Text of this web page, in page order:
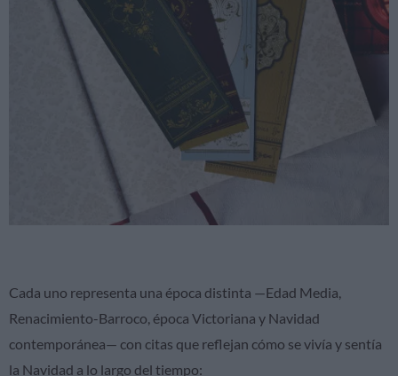
Cada uno representa una época distinta —Edad Media,
Renacimiento-Barroco, época Victoriana y Navidad
contemporánea— con citas que reflejan cómo se vivía y sentía
la Navidad a lo largo del tiempo: